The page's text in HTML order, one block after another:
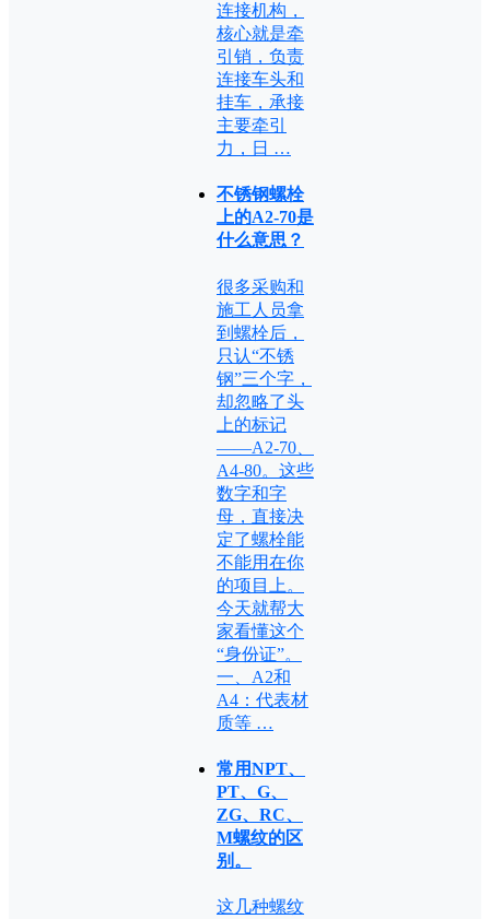
连接机构，
核心就是牵
引销，负责
连接车头和
挂车，承接
主要牵引
力，日 …
不锈钢螺栓
上的A2-70是
什么意思？
很多采购和
施工人员拿
到螺栓后，
只认“不锈
钢”三个字，
却忽略了头
上的标记
——A2-70、
A4-80。这些
数字和字
母，直接决
定了螺栓能
不能用在你
的项目上。
今天就帮大
家看懂这个
“身份证”。
一、A2和
A4：代表材
质等 …
常用NPT、
PT、G、
ZG、RC、
M螺纹的区
别。
这几种螺纹